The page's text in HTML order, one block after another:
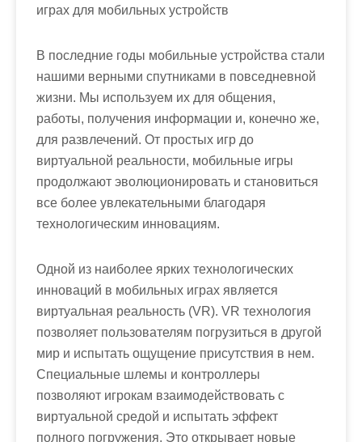
играх для мобильных устройств
В последние годы мобильные устройства стали
нашими верными спутниками в повседневной
жизни. Мы используем их для общения,
работы, получения информации и, конечно же,
для развлечений. От простых игр до
виртуальной реальности, мобильные игры
продолжают эволюционировать и становиться
все более увлекательными благодаря
технологическим инновациям.
Одной из наиболее ярких технологических
инноваций в мобильных играх является
виртуальная реальность (VR). VR технология
позволяет пользователям погрузиться в другой
мир и испытать ощущение присутствия в нем.
Специальные шлемы и контроллеры
позволяют игрокам взаимодействовать с
виртуальной средой и испытать эффект
полного погружения. Это открывает новые